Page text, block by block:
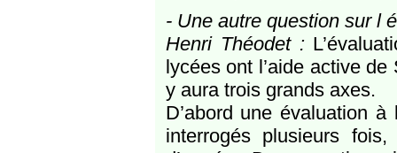
- Une autre question sur l
Henri Théodet :
lycées ont l’aide active
y aura trois grands axes.
D’abord une évaluation
interrogés plusieurs